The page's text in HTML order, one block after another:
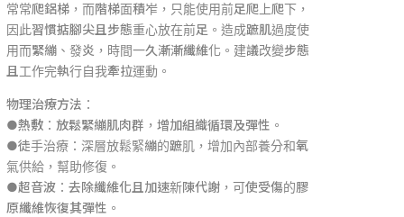
常常爬鋁梯，而階梯面積岝，只能使用前足爬上爬下，
因此習慣掂腳尖且步態重心放在前足。造成蹠肌過度使
用而緊繃、發炎，時間一久漸漸纖維化。建議改變步態
且工作完執行自我牽拉運動。
物理治療方法：
●熱敷：放鬆緊繃肌肉群，增加組織循環及彈性。
●徒手治療：深層放鬆緊繃的蹠肌，增加內部養分和氧
氣供給，幫助修復。
●超音波：去除纖維化且加速新陳代謝，可使受傷的膠
原纖維恢復其彈性。